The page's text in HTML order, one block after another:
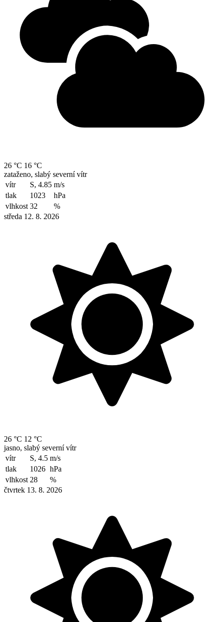
26 °C 16 °C
zataženo, slabý severní vítr
vítr
S, 4.85 m/s
tlak
1023
hPa
vlhkost 32
%
středa 12. 8. 2026
26 °C 12 °C
jasno, slabý severní vítr
vítr
S, 4.5 m/s
tlak
1026 hPa
vlhkost 28
%
čtvrtek 13. 8. 2026